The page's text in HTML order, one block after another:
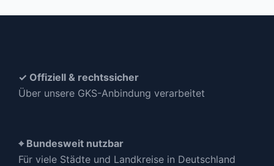
✓ Offiziell & rechtssicher
Über unsere GKS-Anbindung verarbeitet
⌖ Bundesweit nutzbar
Für viele Städte und Landkreise in Deutschland